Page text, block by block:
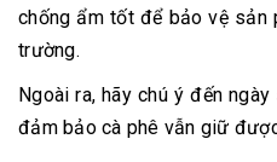
chống ẩm tốt để bảo vệ sản
trường.
Ngoài ra, hãy chú ý đến
đảm bảo cà phê vẫn giữ